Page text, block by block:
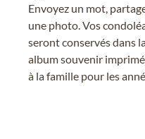
Envoyez un mot,
une photo. Vos
seront conservés dans
album souvenir
à la famille pour les